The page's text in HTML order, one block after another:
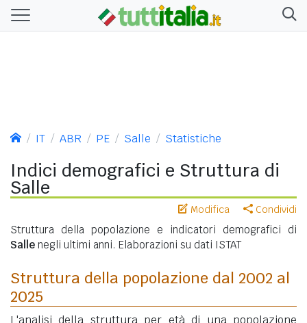
IT ABR PE Salle Statistiche
Indici demografici e Struttura di
Salle
Modifica Condividi
Struttura della popolazione e indicatori demografici di
Salle negli ultimi anni. Elaborazioni su dati ISTAT
Struttura della popolazione dal 2002 al
2025
L'analisi della struttura per età di una popolazione